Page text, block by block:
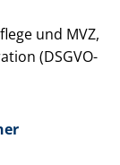
und MVZ,
(DSGVO-